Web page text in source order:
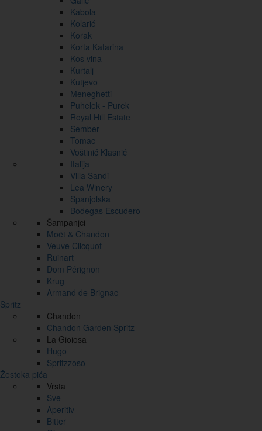
Kabola
Kolarić
Korak
Korta Katarina
Kos vina
Kurtalj
Kutjevo
Meneghetti
Puhelek - Purek
Royal Hill Estate
Šember
Tomac
Voštinić Klasnić
Italija
Villa Sandi
Lea Winery
Španjolska
Bodegas Escudero
Šampanjci
Moët & Chandon
Veuve Clicquot
Ruinart
Dom Pérignon
Krug
Armand de Brignac
Spritz
Chandon
Chandon Garden Spritz
La Gioiosa
Hugo
Spritzzoso
Žestoka pića
Vrsta
Sve
Aperitiv
Bitter